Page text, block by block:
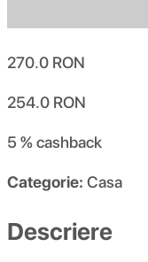
270.0 RON
254.0 RON
5 %cashback
Categorie: Casa
Descriere